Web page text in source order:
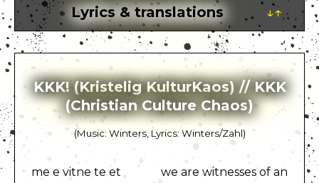
Lyrics & translations ↓↑
KKK! (Kristelig KulturKaos) // KKK
(Christian Culture Chaos)
(Music: Winters, Lyrics: Winters/Zahl)
me e vitne te et
we are witnesses of an